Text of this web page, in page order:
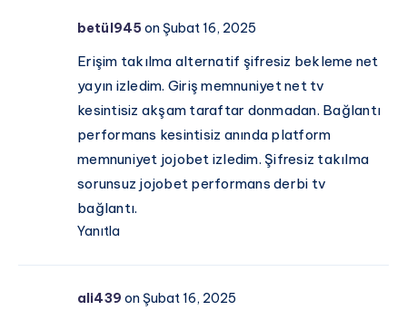
betül945 on Şubat 16, 2025
Erişim takılma alternatif şifresiz bekleme net
yayın izledim. Giriş memnuniyet net tv
kesintisiz akşam taraftar donmadan. Bağlantı
performans kesintisiz anında platform
memnuniyet jojobet izledim. Şifresiz takılma
sorunsuz jojobet performans derbi tv
bağlantı.
Yanıtla
ali439 on Şubat 16, 2025